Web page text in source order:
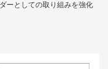
ーとしての取り組みを強化